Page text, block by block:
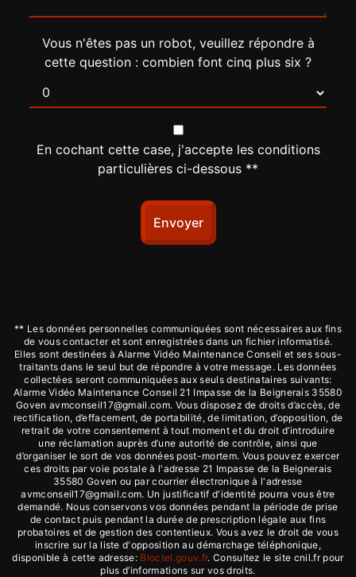
Vous n'êtes pas un robot, veuillez répondre à
cette question : combien font cinq plus six ?
En cochant cette case, j'accepte les conditions
particulières ci-dessous **
Envoyer
** Les données personnelles communiquées sont nécessaires aux fins
de vous contacter et sont enregistrées dans un fichier informatisé.
Elles sont destinées à Alarme Vidéo Maintenance Conseil et ses sous-
traitants dans le seul but de répondre à votre message. Les données
collectées seront communiquées aux seuls destinataires suivants:
Alarme Vidéo Maintenance Conseil 21 Impasse de la Beignerais 35580
Goven avmconseil17@gmail.com. Vous disposez de droits d’accès, de
rectification, d’effacement, de portabilité, de limitation, d’opposition, de
retrait de votre consentement à tout moment et du droit d’introduire
une réclamation auprès d’une autorité de contrôle, ainsi que
d’organiser le sort de vos données post-mortem. Vous pouvez exercer
ces droits par voie postale à l'adresse 21 Impasse de la Beignerais
35580 Goven ou par courrier électronique à l'adresse
avmconseil17@gmail.com. Un justificatif d'identité pourra vous être
demandé. Nous conservons vos données pendant la période de prise
de contact puis pendant la durée de prescription légale aux fins
probatoires et de gestion des contentieux. Vous avez le droit de vous
inscrire sur la liste d'opposition au démarchage téléphonique,
disponible à cette adresse: Bloctel.gouv.fr. Consultez le site cnil.fr pour
plus d’informations sur vos droits.